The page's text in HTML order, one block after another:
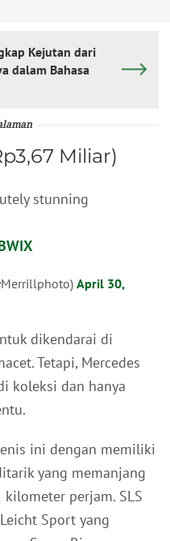
Kejutan dari
dalam Bahasa
Miliar)
stunning
April 30,
dikendarai di
Tetapi, Mercedes
koleksi dan hanya
ini dengan memiliki
yang memanjang
perjam. SLS
Sport yang